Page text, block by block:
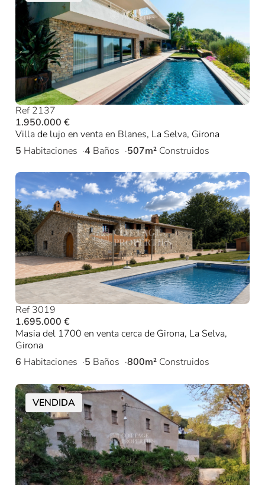
Ref 2137
1.950.000 €
Villa de lujo en venta en Blanes, La Selva, Girona
5 Habitaciones 4 Baños 507m² Construidos
Ref 3019
1.695.000 €
Masia del 1700 en venta cerca de Girona, La Selva,
Girona
6 Habitaciones 5 Baños 800m² Construidos
VENDIDA